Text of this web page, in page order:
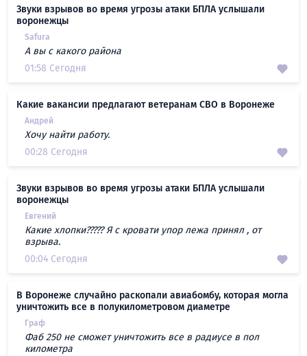
Звуки взрывов во время угрозы атаки БПЛА услышали
воронежцы
Safura
А вы с какого района
01:58 Сегодня
Какие вакансии предлагают ветеранам СВО в Воронеже
Андрей
Хочу найти работу.
00:28 Сегодня
Звуки взрывов во время угрозы атаки БПЛА услышали
воронежцы
Евгений
Какие хлопки????? Я с кровати упор лежа принял , от
взрыва.
00:04 Сегодня
В Воронеже случайно раскопали авиабомбу, которая могла
уничтожить все в полукилометровом диаметре
Граф
Фаб 250 не сможет уничтожить все в радиусе в пол
километра